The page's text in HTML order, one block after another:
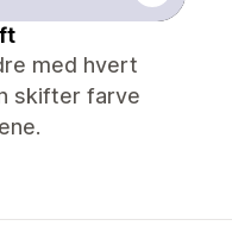
med hvert
skifter farve